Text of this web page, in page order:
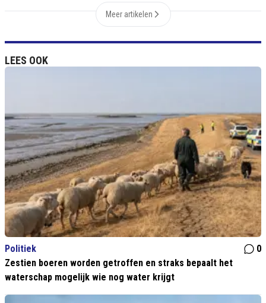
Meer artikelen
LEES OOK
Politiek
0
Zestien boeren worden getroffen en straks bepaalt het
waterschap mogelijk wie nog water krijgt